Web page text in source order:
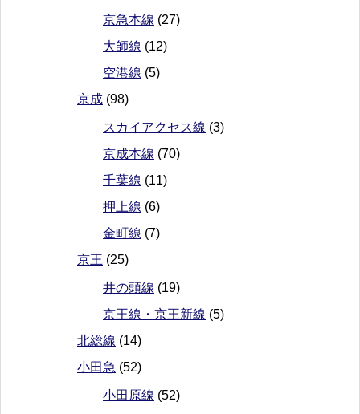
京急本線 (27)
大師線 (12)
空港線 (5)
京成 (98)
スカイアクセス線 (3)
京成本線 (70)
千葉線 (11)
押上線 (6)
金町線 (7)
京王 (25)
井の頭線 (19)
京王線・京王新線 (5)
北総線 (14)
小田急 (52)
小田原線 (52)